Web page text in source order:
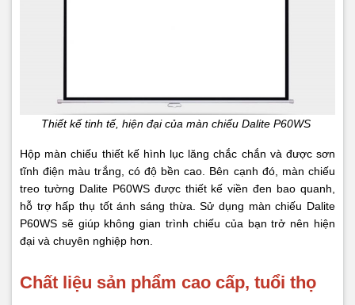
Thiết kế tinh tế, hiện đại của màn chiếu Dalite P60WS
Hộp màn chiếu thiết kế hình lục lăng chắc chắn và được sơn
tĩnh điện màu trắng, có độ bền cao. Bên cạnh đó, màn chiếu
treo tường Dalite P60WS được thiết kế viền đen bao quanh,
hỗ trợ hấp thụ tốt ánh sáng thừa. Sử dụng màn chiếu Dalite
P60WS sẽ giúp không gian trình chiếu của bạn trở nên hiện
đại và chuyên nghiệp hơn.
Chất liệu sản phẩm cao cấp, tuổi thọ